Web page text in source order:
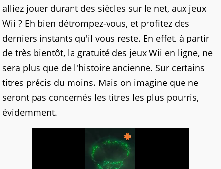
alliez jouer durant des siècles sur le net, aux jeux
Wii ? Eh bien détrompez-vous, et profitez des
derniers instants qu'il vous reste. En effet, à partir
de très bientôt, la gratuité des jeux Wii en ligne, ne
sera plus que de l'histoire ancienne. Sur certains
titres précis du moins. Mais on imagine que ne
seront pas concernés les titres les plus pourris,
évidemment.